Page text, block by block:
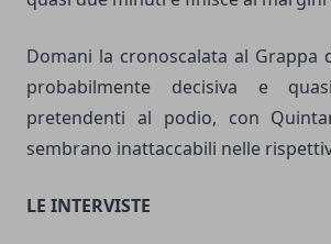
Domani la cronoscalata al Grappa
probabilmente decisiva e
pretendenti al podio, con
sembrano inattaccabili nelle
LE INTERVISTE